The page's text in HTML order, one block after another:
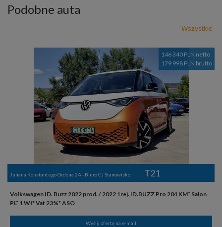
Podobne auta
Wszystkie
146 340 PLN netto
179 998 PLN brutto
Juliana Konstantego Ordona 2A - Biuro C | Stanowisko: T21
Volkswagen ID. Buzz 2022 prod. / 2022 1rej. ID.BUZZ Pro 204 KM* Salon
PL* 1 Wł* Vat 23%* ASO
Wyślij ofertę na e-mail